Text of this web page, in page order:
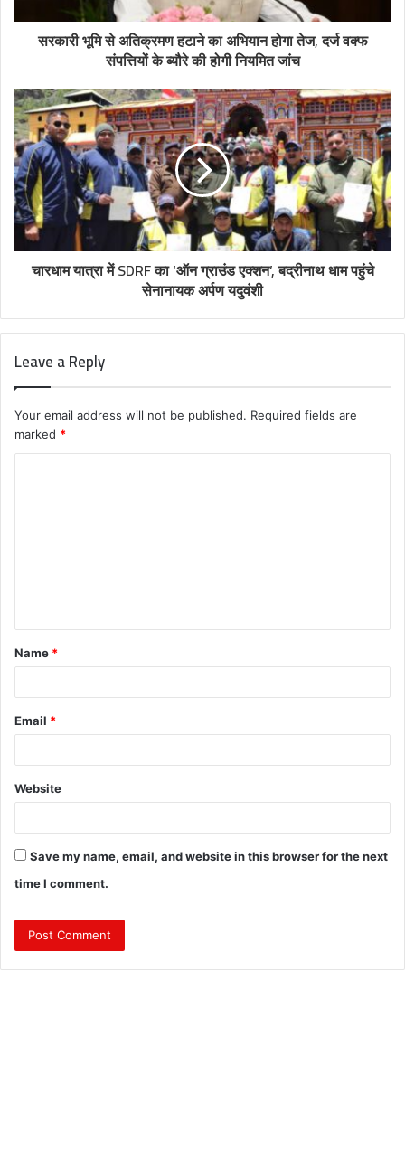
सरकारी भूमि से अतिक्रमण हटाने का अभियान होगा तेज, दर्ज वक्फ
संपत्तियों के ब्यौरे की होगी नियमित जांच
चारधाम यात्रा में SDRF का ‘ऑन ग्राउंड एक्शन’, बद्रीनाथ धाम पहुंचे
सेनानायक अर्पण यदुवंशी
Leave a Reply
Your email address will not be published. Required fields are
marked *
t
*
Name *
Email *
Website
Save my name, email, and website in this browser for the next
time I comment.